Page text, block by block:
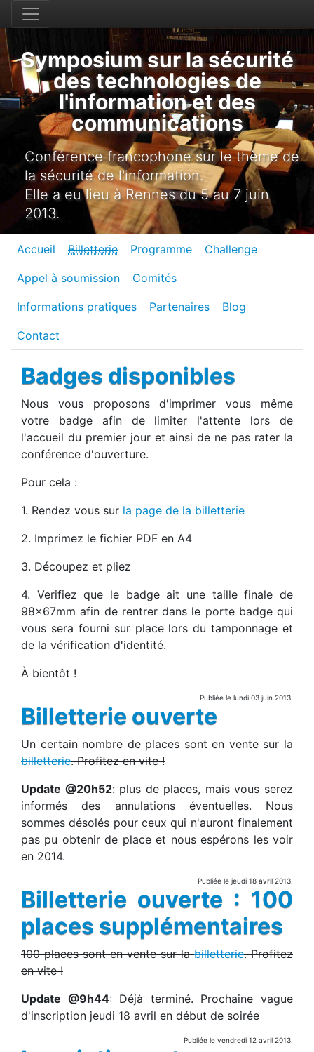
Symposium sur la sécurité
des technologies de
l'information et des
communications
Conférence francophone sur le thème de
la sécurité de l'information.
Elle a eu lieu à Rennes du 5 au 7 juin
2013.
Accueil Billetterie Programme Challenge
Appel à soumission Comités
Informations pratiques Partenaires Blog
Contact
Badges disponibles
Nous vous proposons d'imprimer vous même
votre badge afin de limiter l'attente lors de
l'accueil du premier jour et ainsi de ne pas rater la
conférence d'ouverture.
Pour cela :
1. Rendez vous sur la page de la billetterie
2. Imprimez le fichier PDF en A4
3. Découpez et pliez
4. Verifiez que le badge ait une taille finale de
98x67mm afin de rentrer dans le porte badge qui
vous sera fourni sur place lors du tamponnage et
de la vérification d'identité.
À bientôt !
Publiée le lundi 03 juin 2013.
Billetterie ouverte
Un certain nombre de places sont en vente sur la
billetterie. Profitez en vite !
Update @20h52: plus de places, mais vous serez
informés des annulations éventuelles. Nous
sommes désolés pour ceux qui n'auront finalement
pas pu obtenir de place et nous espérons les voir
en 2014.
Publiée le jeudi 18 avril 2013.
Billetterie ouverte : 100
places supplémentaires
100 places sont en vente sur labilletterie. Profitez
en vite !
Update @9h44: Déjà terminé. Prochaine vague
d'inscription jeudi 18 avril en début de soirée
Publiée le vendredi 12 avril 2013.